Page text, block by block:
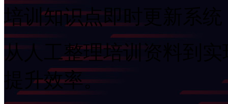
培训知识点即时更新系统
从人工整理培训资料到实
提升效率。